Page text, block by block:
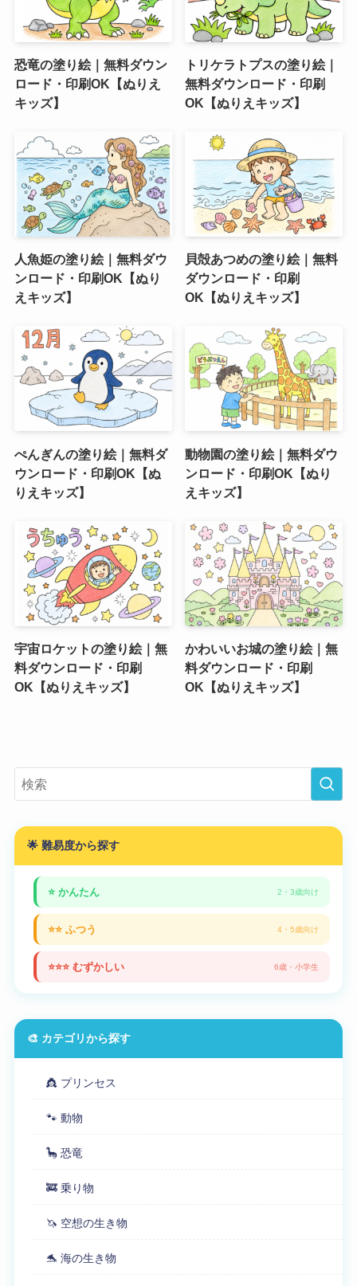
恐竜の塗り絵｜無料ダウン
ロード・印刷OK【ぬりえ
キッズ】
トリケラトプスの塗り絵｜
無料ダウンロード・印刷
OK【ぬりえキッズ】
人魚姫の塗り絵｜無料ダウ
ンロード・印刷OK【ぬり
えキッズ】
貝殻あつめの塗り絵｜無料
ダウンロード・印刷
OK【ぬりえキッズ】
ぺんぎんの塗り絵｜無料ダ
ウンロード・印刷OK【ぬ
りえキッズ】
動物園の塗り絵｜無料ダウ
ンロード・印刷OK【ぬり
えキッズ】
宇宙ロケットの塗り絵｜無
料ダウンロード・印刷
OK【ぬりえキッズ】
かわいいお城の塗り絵｜無
料ダウンロード・印刷
OK【ぬりえキッズ】
🌟 難易度から探す
⭐ かんたん 2・3歳向け
⭐⭐ ふつう 4・5歳向け
⭐⭐⭐ むずかしい 6歳・小学生
🎨 カテゴリから探す
👸 プリンセス
🐾 動物
🦕 恐竜
🚒 乗り物
🦄 空想の生き物
🐬 海の生き物